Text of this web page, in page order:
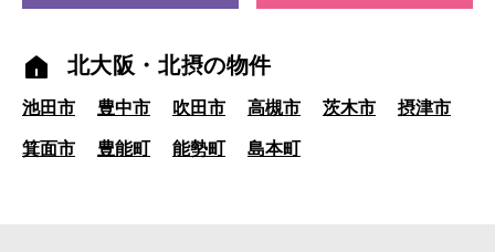
北大阪・北摂の物件
池田市 豊中市 吹田市 高槻市 茨木市 摂津市
箕面市 豊能町 能勢町 島本町